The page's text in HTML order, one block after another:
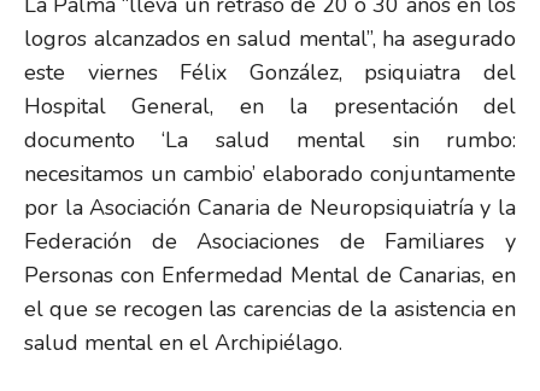
logros alcanzados en salud mental”, ha asegurado
este viernes Félix González, psiquiatra del
Hospital General, en la presentación del
documento ‘La salud mental sin rumbo:
necesitamos un cambio’ elaborado conjuntamente
por la Asociación Canaria de Neuropsiquiatría y la
Federación de Asociaciones de Familiares y
Personas con Enfermedad Mental de Canarias, en
el que se recogen las carencias de la asistencia en
salud mental en el Archipiélago.